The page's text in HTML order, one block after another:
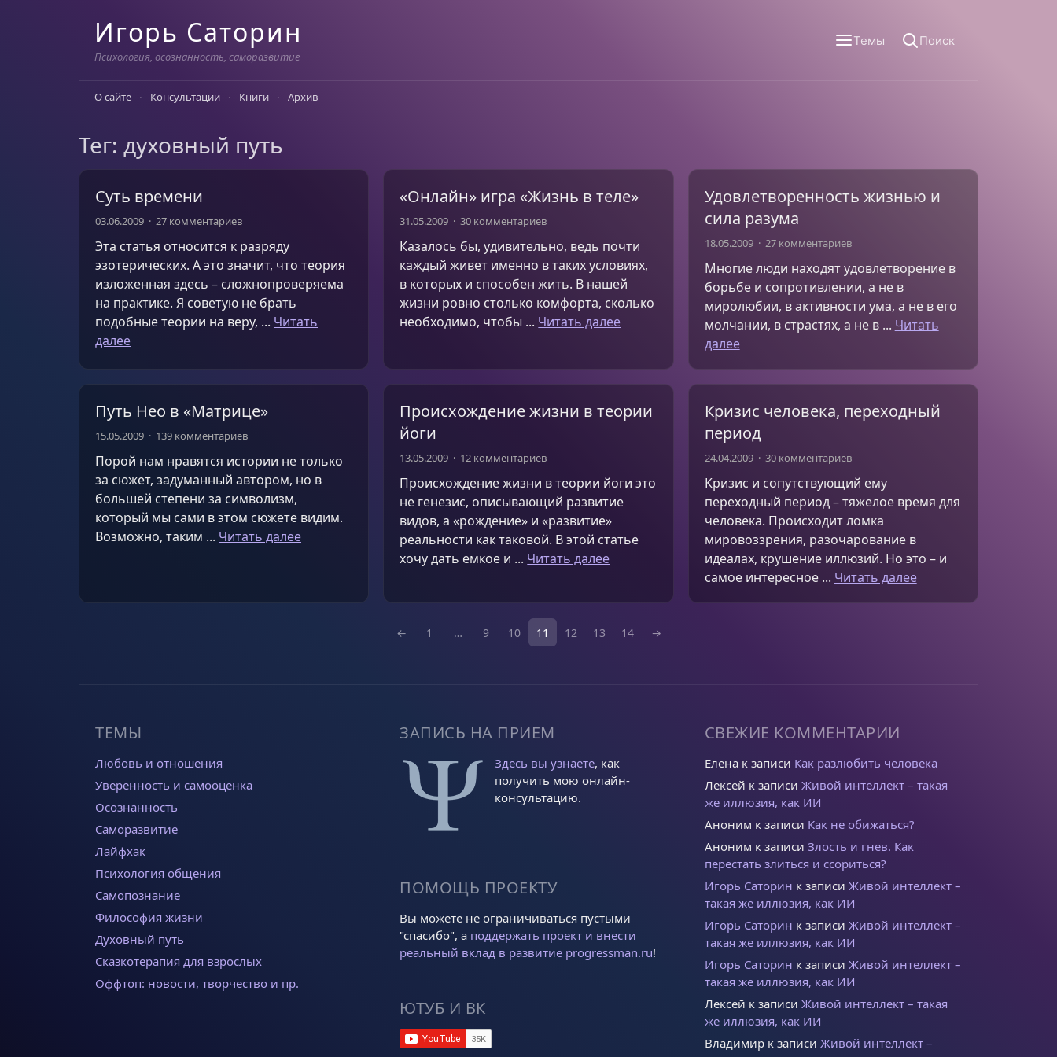
Игорь Саторин
Психология, осознанность, саморазвитие
Темы Поиск
О сайте Консультации Книги Архив
Тег: духовный путь
Суть времени
03.06.2009 27 комментариев
Эта статья относится к разряду
эзотерических. А это значит, что теория
изложенная здесь – сложнопроверяема
на практике. Я советую не брать
подобные теории на веру, ... Читать
далее
«Онлайн» игра «Жизнь в теле»
31.05.2009 30 комментариев
Казалось бы, удивительно, ведь почти
каждый живет именно в таких условиях,
в которых и способен жить. В нашей
жизни ровно столько комфорта, сколько
необходимо, чтобы ... Читать далее
Удовлетворенность жизнью и
сила разума
18.05.2009 27 комментариев
Многие люди находят удовлетворение в
борьбе и сопротивлении, а не в
миролюбии, в активности ума, а не в его
молчании, в страстях, а не в ... Читать
далее
Путь Нео в «Матрице»
15.05.2009 139 комментариев
Порой нам нравятся истории не только
за сюжет, задуманный автором, но в
большей степени за символизм,
который мы сами в этом сюжете видим.
Возможно, таким ... Читать далее
Происхождение жизни в теории
йоги
13.05.2009 12 комментариев
Происхождение жизни в теории йоги это
не генезис, описывающий развитие
видов, а «рождение» и «развитие»
реальности как таковой. В этой статье
хочу дать емкое и ... Читать далее
Кризис человека, переходный
период
24.04.2009 30 комментариев
Кризис и сопутствующий ему
переходный период – тяжелое время для
человека. Происходит ломка
мировоззрения, разочарование в
идеалах, крушение иллюзий. Но это – и
самое интересное ... Читать далее
← 1 … 9 10 11 12 13 14 →
ТЕМЫ
Любовь и отношения
Уверенность и самооценка
Осознанность
Саморазвитие
Лайфхак
Психология общения
Самопознание
Философия жизни
Духовный путь
Сказкотерапия для взрослых
Оффтоп: новости, творчество и пр.
ЗАПИСЬ НА ПРИЕМ
Здесь вы узнаете, как
получить мою онлайн-
консультацию.
ПОМОЩЬ ПРОЕКТУ
Вы можете не ограничиваться пустыми
"спасибо", а поддержать проект и внести
реальный вклад в развитие progressman.ru!
ЮТУБ И ВК
СВЕЖИЕ КОММЕНТАРИИ
Еленак записи Как разлюбить человека
Лексей к записи Живой интеллект – такая
же иллюзия, как ИИ
Аноним к записи Как не обижаться?
Аноним к записи Злость и гнев. Как
перестать злиться и ссориться?
Игорь Саторин к записи Живой интеллект –
такая же иллюзия, как ИИ
Игорь Саторин к записи Живой интеллект –
такая же иллюзия, как ИИ
Игорь Саторин к записи Живой интеллект –
такая же иллюзия, как ИИ
Лексей к записи Живой интеллект – такая
же иллюзия, как ИИ
Владимирк записи Живой интеллект –